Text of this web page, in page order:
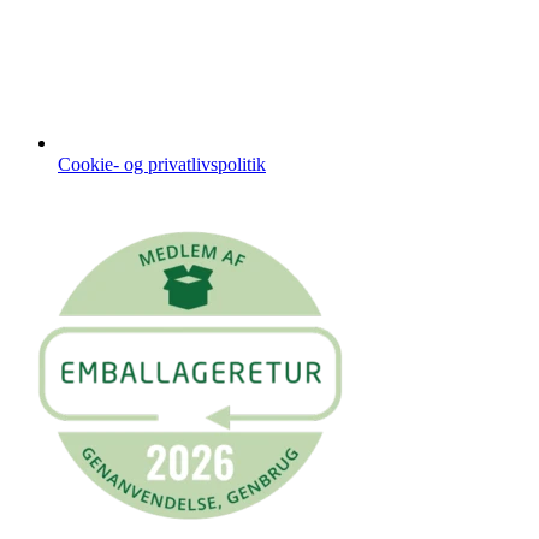
Cookie- og privatlivspolitik